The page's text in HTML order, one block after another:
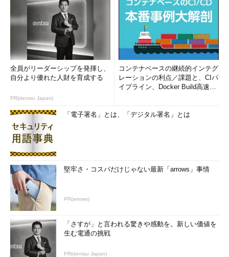
全員がリーダーシップを発揮し、
自分より優れた人財を育成する
PR(dentsu Japan)
コンテナベースの継続的インテグ
レーションの利点／課題と、CIパ
イプライン、Docker Build高速化
「電子署名」とは、「デジタル署名」とは
堅牢さ・コスパだけじゃない最新「arrows」事情
PR(arrows)
「さすが」と言われる驚きや感動を。新しい価値を
生む電通の挑戦
PR(dentsu Japan)